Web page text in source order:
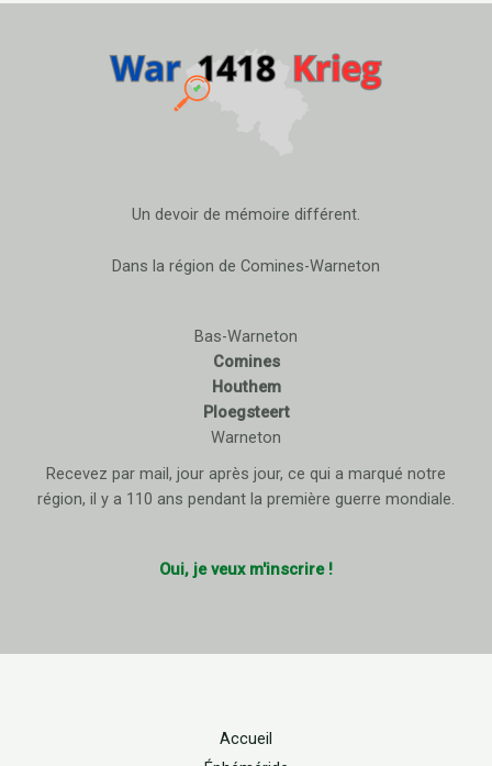
Un devoir de mémoire différent.
Dans la région de Comines-Warneton
Bas-Warneton
Comines
Houthem
Ploegsteert
Warneton
Recevez par mail, jour après jour, ce qui a marqué notre
région, il y a 110 ans pendant la première guerre mondiale.
Oui, je veux m'inscrire !
Accueil